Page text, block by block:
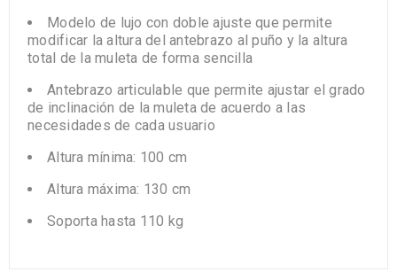
Modelo de lujo con doble ajuste que permite
modificar la altura del antebrazo al puño y la altura
total de la muleta de forma sencilla
Antebrazo articulable que permite ajustar el grado
de inclinación de la muleta de acuerdo a las
necesidades de cada usuario
Altura mínima: 100 cm
Altura máxima: 130 cm
Soporta hasta 110 kg